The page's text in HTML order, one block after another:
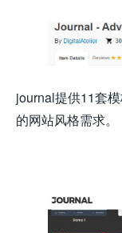
journal提供11套
的网站风格需求。